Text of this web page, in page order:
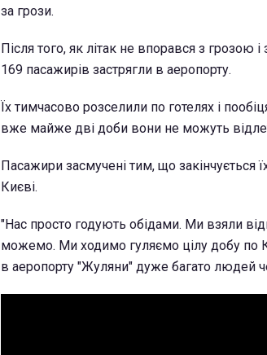
за грози.
Після того, як літак не впорався з грозою
169 пасажирів застрягли в аеропорту.
Їх тимчасово розселили по готелях і
вже майже дві доби вони не можуть
Пасажири засмучені тим, що закінчується
Києві.
"Нас просто годують обідами. Ми взяли
можемо. Ми ходимо гуляємо цілу добу по
в аеропорту "Жуляни" дуже багато людей